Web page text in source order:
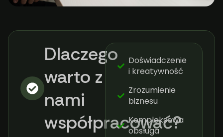
Dlaczego
warto z
nami
współpracować?​
Doświadczenie
i kreatywność
Zrozumienie
biznesu
Kompleksowa
obsługa